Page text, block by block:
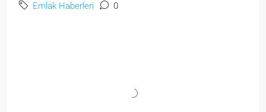
Emlak Haberleri
0